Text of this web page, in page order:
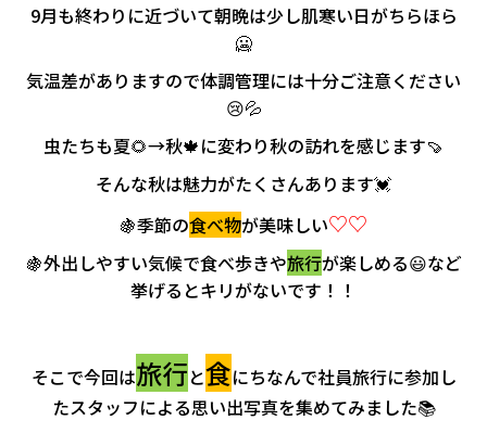
会社情報
リコ
9月も終わりに近づいて朝晩は少し肌寒い日がちらほら
🥶
気温差がありますので体調管理には十分ご注意ください
😢💦
虫たちも夏🌻→秋🍁に変わり秋の訪れを感じます🍠
そんな秋は魅力がたくさんあります💓
🍇季節の食べ物が美味しい♡♡
🍇外出しやすい気候で食べ歩きや旅行が楽しめる😃など
挙げるとキリがないです！！
そこで今回は旅行と食にちなんで社員旅行に参加し
たスタッフによる思い出写真を集めてみました📚